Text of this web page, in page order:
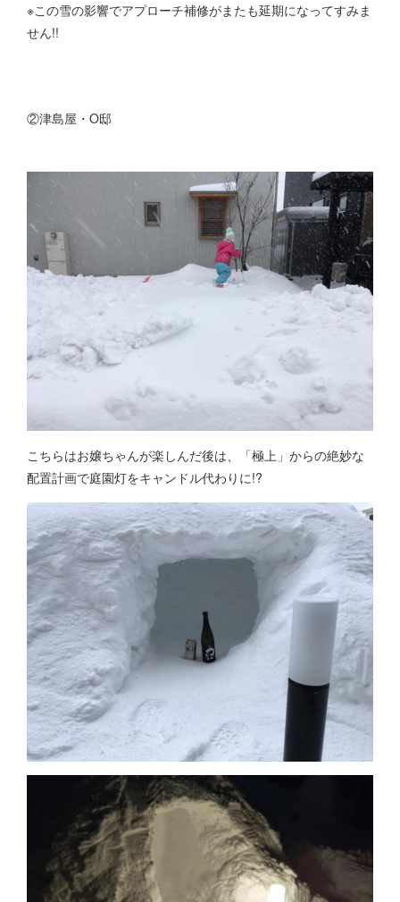
※この雪の影響でアプローチ補修がまたも延期になってすみま
せん!!
②津島屋・O邸
こちらはお嬢ちゃんが楽しんだ後は、「極上」からの絶妙な
配置計画で庭園灯をキャンドル代わりに!?